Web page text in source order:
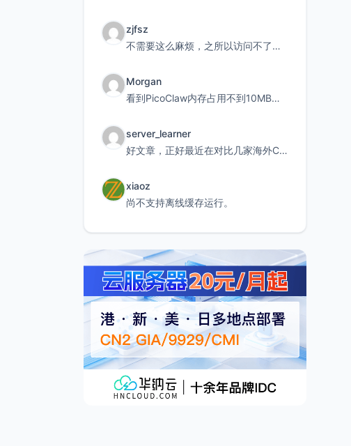
zjfsz
不需要这么麻烦，之所以访问不了，是由于非对称路由的问题，在爱快主路由添加一条静态路由192.168.
Morgan
看到PicoClaw内存占用不到10MB这个数据真的很惊喜，确实很适合我这种想用旧设备折腾AI的小白
server_learner
好文章，正好最近在对比几家海外CDN。文中提到CF免费版不支持自定义回源端口和HOST这个痛点太真实
xiaoz
尚不支持离线缓存运行。